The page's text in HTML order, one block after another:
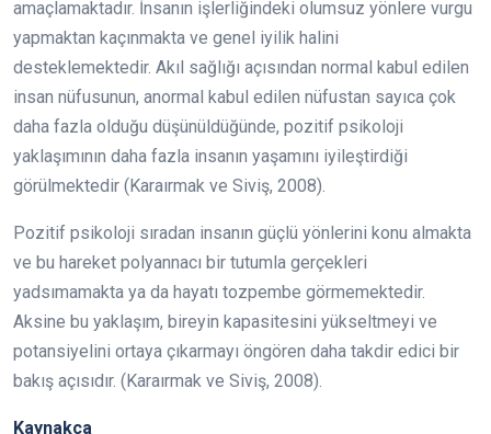
amaçlamaktadır. İnsanın işlerliğindeki olumsuz yönlere vurgu
yapmaktan kaçınmakta ve genel iyilik halini
desteklemektedir. Akıl sağlığı açısından normal kabul edilen
insan nüfusunun, anormal kabul edilen nüfustan sayıca çok
daha fazla olduğu düşünüldüğünde, pozitif psikoloji
yaklaşımının daha fazla insanın yaşamını iyileştirdiği
görülmektedir (Karaırmak ve Siviş, 2008).
Pozitif psikoloji sıradan insanın güçlü yönlerini konu almakta
ve bu hareket polyannacı bir tutumla gerçekleri
yadsımamakta ya da hayatı tozpembe görmemektedir.
Aksine bu yaklaşım, bireyin kapasitesini yükseltmeyi ve
potansiyelini ortaya çıkarmayı öngören daha takdir edici bir
bakış açısıdır. (Karaırmak ve Siviş, 2008).
Kaynakça